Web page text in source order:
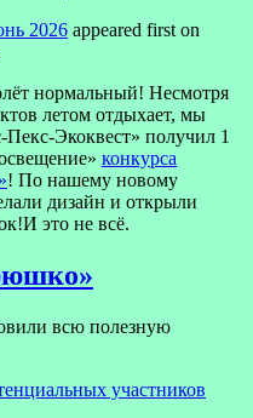
2026 appeared first on
нормальный! Несмотря
летом отдыхает, мы
Экоквест» получил 1
конкурса
! По нашему новому
дизайн и открыли
это не всё.
всю полезную
участников